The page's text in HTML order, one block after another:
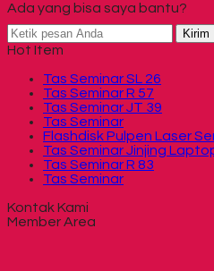
Ada yang bisa saya bantu?
Kirim
Hot Item
Tas Seminar SL 26
Tas Seminar R 57
Tas Seminar JT 39
Tas Seminar
Flashdisk Pulpen Laser
Tas Seminar Jinjing
Tas Seminar R 83
Tas Seminar
Kontak Kami
Member Area